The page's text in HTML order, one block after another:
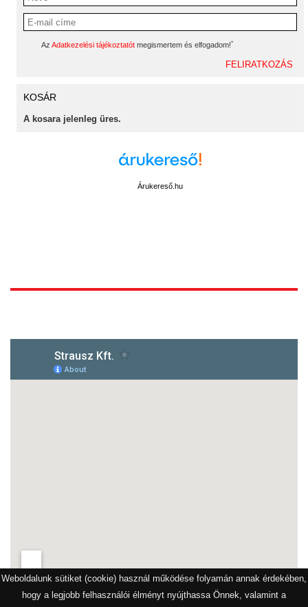
Weboldalunk sütiket (cookie) használ működése folyamán annak érdekében,
hogy a legjobb felhasználói élményt nyújthassa Önnek, valamint a
Az Adatkezelési tájékoztatót megismertem és elfogadom!*
KOSÁR
A kosara jelenleg üres.
Árukereső.hu